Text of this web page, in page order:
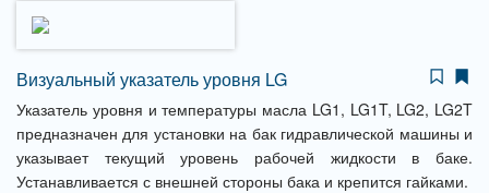
Визуальный указатель уровня LG
Указатель уровня и температуры масла LG1, LG1T, LG2, LG2T
предназначен для установки на бак гидравлической машины и
указывает текущий уровень рабочей жидкости в баке.
Устанавливается с внешней стороны бака и крепится гайками.